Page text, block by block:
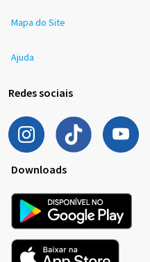
Mapa do Site
Ajuda
Redes sociais
Downloads